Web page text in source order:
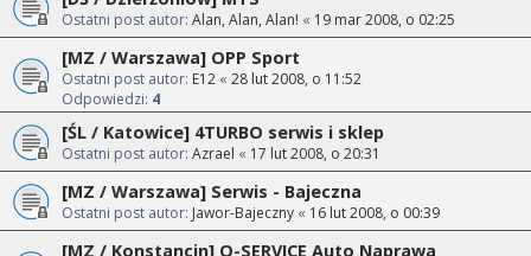
Ostatni post autor: Alan, Alan, Alan! « 19 mar 2008, o 02:25
[MZ / Warszawa] OPP Sport
Ostatni post autor: E12 « 28 lut 2008, o 11:52
Odpowiedzi: 4
[ŚL / Katowice] 4TURBO serwis i sklep
Ostatni post autor: Azrael « 17 lut 2008, o 20:31
[MZ / Warszawa] Serwis - Bajeczna
Ostatni post autor: Jawor-Bajeczny « 16 lut 2008, o 00:39
[MZ / Konstancin] Q-SERVICE Auto Naprawa